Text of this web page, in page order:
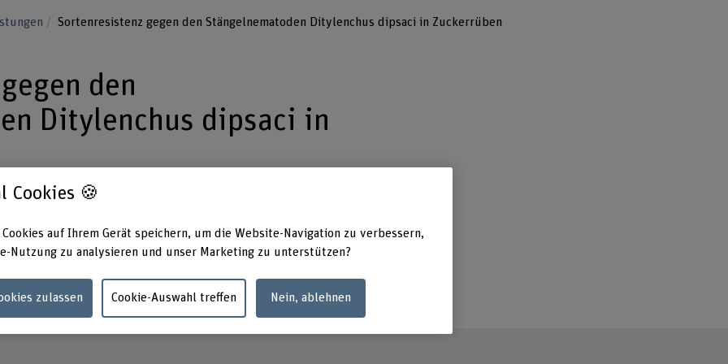
Sortenresistenz gegen den Stängelnematoden Ditylenchus dipsaci in Zuckerrüben
den
Ditylenchus dipsaci in
dipsaci gehört zu den
in Europa. Die Züchtung von
würde einen entscheidenden
von D. dipsaci ermöglichen.
Cookies 🍪
auf Ihrem Gerät speichern, um die Website-Navigation zu verbessern,
Nutzung zu analysieren und unser Marketing zu unterstützen?
zulassen Cookie-Auswahl treffen Nein, ablehnen